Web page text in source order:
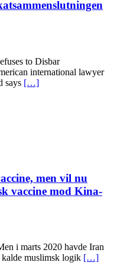
to Disbar
international lawyer
says […]
men vil nu
vaccine mod Kina-
i marts 2020 havde Iran
muslimsk logik […]